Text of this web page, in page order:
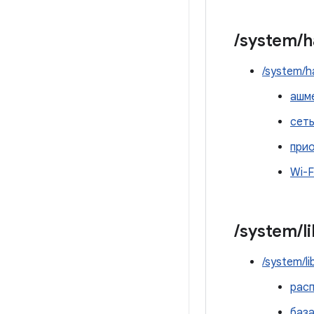
/system/
/system/
Wi-
/system/
/system/